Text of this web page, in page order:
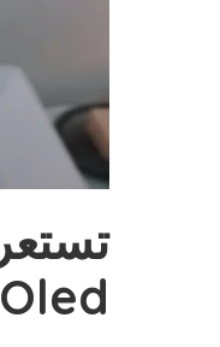
Oled